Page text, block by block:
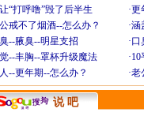
“打呼噜”毁了后半生 ·更
戒不了烟酒--怎么办？ ·涵
--腋臭--明星支招 ·口
--丰胸--罩杯升级魔法 ·10
--更年期--怎么办？ ·老
说 吧